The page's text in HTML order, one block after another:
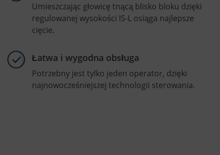
Umieszczając głowicę tnącą blisko bloku dzięki
regulowanej wysokości IS-L osiąga najlepsze
cięcie.
Łatwa i wygodna obsługa
Potrzebny jest tylko jeden operator, dzięki
najnowocześniejszej technologii sterowania.